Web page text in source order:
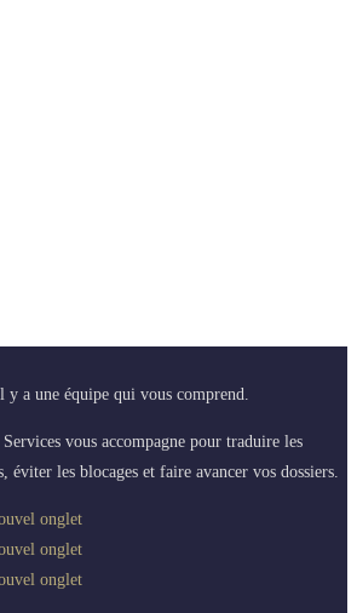
y a une équipe qui vous comprend.
vous accompagne pour traduire les
éviter les blocages et faire avancer vos dossiers.
onglet
onglet
onglet